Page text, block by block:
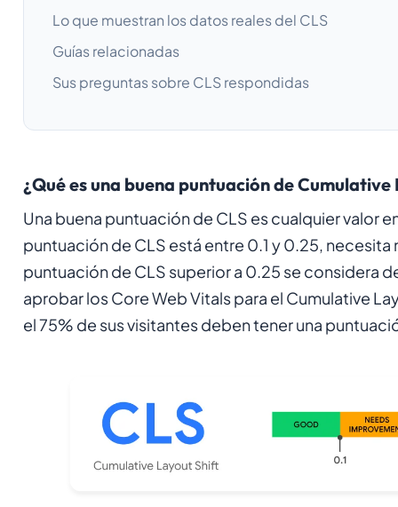
Lo que muestran los datos reales del CLS
Guías relacionadas
Sus preguntas sobre CLS respondidas
¿Qué es una buena puntuación de Cumulative
Una buena puntuación de CLS es cualquier valor
puntuación de CLS está entre 0.1 y 0.25, necesita
puntuación de CLS superior a 0.25 se considera
aprobar los Core Web Vitals para el Cumulative
el 75% de sus visitantes deben tener una